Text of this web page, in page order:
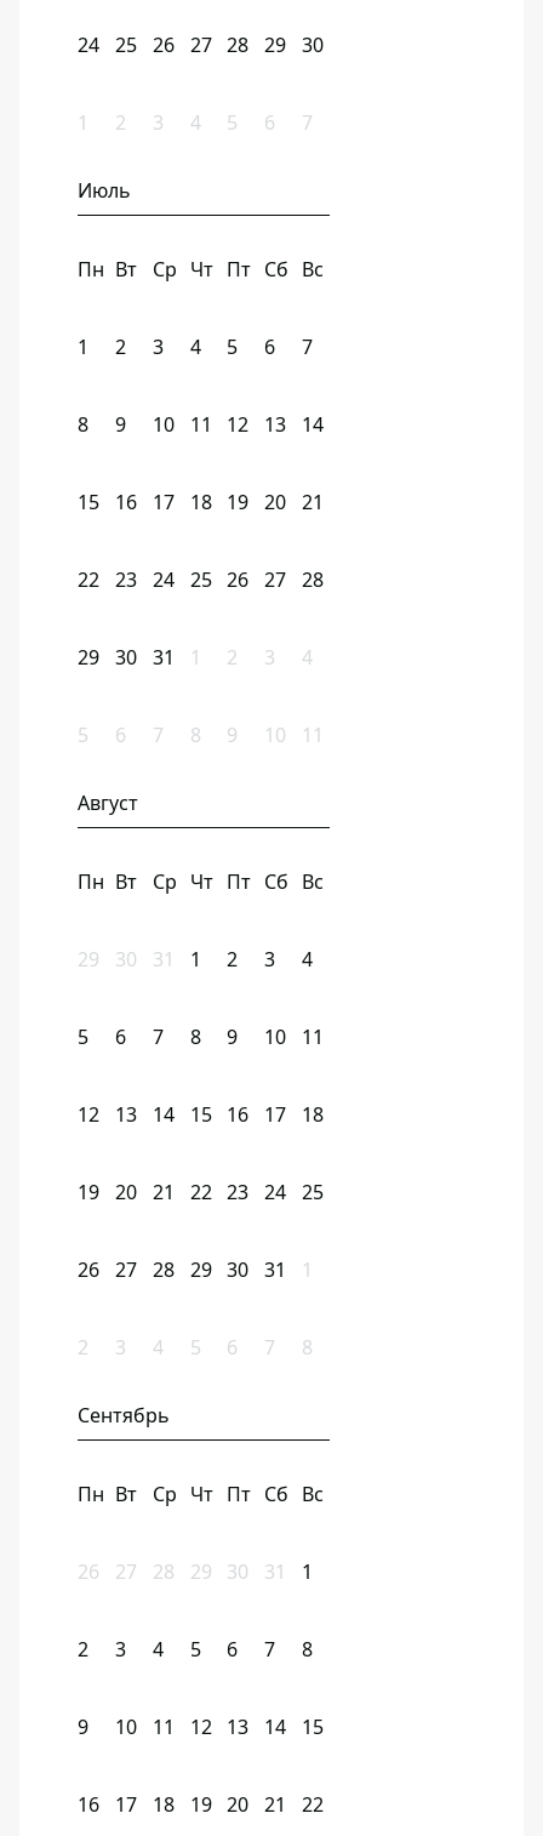
24 25 26 27 28 29 30
1 2 3 4 5 6 7
Июль
Пн Вт Ср Чт Пт Сб Вс
1 2 3 4 5 6 7
8 9 10 11 12 13 14
15 16 17 18 19 20 21
22 23 24 25 26 27 28
29 30 31 1 2 3 4
5 6 7 8 9 10 11
Август
Пн Вт Ср Чт Пт Сб Вс
29 30 31 1 2 3 4
5 6 7 8 9 10 11
12 13 14 15 16 17 18
19 20 21 22 23 24 25
26 27 28 29 30 31 1
2 3 4 5 6 7 8
Сентябрь
Пн Вт Ср Чт Пт Сб Вс
26 27 28 29 30 31 1
2 3 4 5 6 7 8
9 10 11 12 13 14 15
16 17 18 19 20 21 22